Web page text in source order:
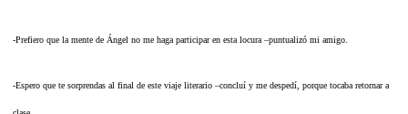
-Prefiero que la mente de Ángel no me haga participar en esta locura –puntualizó mi amigo.
-Espero que te sorprendas al final de este viaje literario –concluí y me despedí, porque tocaba retornar a